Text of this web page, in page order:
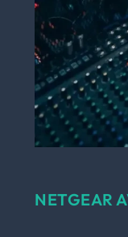
NETGEAR